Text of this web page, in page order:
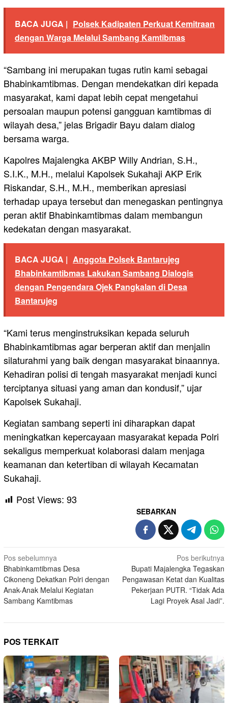
BACA JUGA | Polsek Kadipaten Perkuat Kemitraan
dengan Warga Melalui Sambang Kamtibmas
“Sambang ini merupakan tugas rutin kami sebagai
Bhabinkamtibmas. Dengan mendekatkan diri kepada
masyarakat, kami dapat lebih cepat mengetahui
persoalan maupun potensi gangguan kamtibmas di
wilayah desa,” jelas Brigadir Bayu dalam dialog
bersama warga.
Kapolres Majalengka AKBP Willy Andrian, S.H.,
S.I.K., M.H., melalui Kapolsek Sukahaji AKP Erik
Riskandar, S.H., M.H., memberikan apresiasi
terhadap upaya tersebut dan menegaskan pentingnya
peran aktif Bhabinkamtibmas dalam membangun
kedekatan dengan masyarakat.
BACA JUGA | Anggota Polsek Bantarujeg
Bhabinkamtibmas Lakukan Sambang Dialogis
dengan Pengendara Ojek Pangkalan di Desa
Bantarujeg
“Kami terus menginstruksikan kepada seluruh
Bhabinkamtibmas agar berperan aktif dan menjalin
silaturahmi yang baik dengan masyarakat binaannya.
Kehadiran polisi di tengah masyarakat menjadi kunci
terciptanya situasi yang aman dan kondusif,” ujar
Kapolsek Sukahaji.
Kegiatan sambang seperti ini diharapkan dapat
meningkatkan kepercayaan masyarakat kepada Polri
sekaligus memperkuat kolaborasi dalam menjaga
keamanan dan ketertiban di wilayah Kecamatan
Sukahaji.
Post Views: 93
SEBARKAN
Navigasi
pos
Pos sebelumnya
Bhabinkamtibmas Desa
Cikoneng Dekatkan Polri dengan
Anak-Anak Melalui Kegiatan
Sambang Kamtibmas
Pos berikutnya
Bupati Majalengka Tegaskan
Pengawasan Ketat dan Kualitas
Pekerjaan PUTR. “Tidak Ada
Lagi Proyek Asal Jadi”.
POS TERKAIT